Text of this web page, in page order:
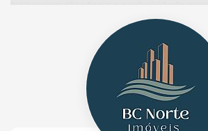
✨ Viva com elegância e exclusividade em
desejados do litoral catarinense. Este
fase de construção e será entregue com
acabamento e mobiliário, ideal para quem
estilo de vida e valorização patrimonial.
Destaques do imóvel:
✔️ Ambientes amplos e bem distribuídos
✔️ Dormitórios confortáveis (com suíte –
✔️ Cozinha e sala integradas